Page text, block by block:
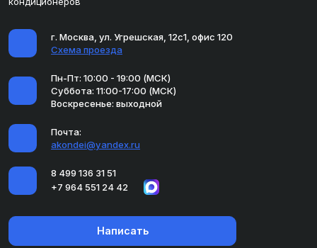
г. Москва, ул. Угрешская, 12с1, офис 120
Схема проезда
Пн-Пт: 10:00 - 19:00 (МСК)
Суббота: 11:00-17:00 (МСК)
Воскресенье: выходной
Почта:
akondei@yandex.ru
8 499 136 31 51
+7 964 551 24 42
Написать